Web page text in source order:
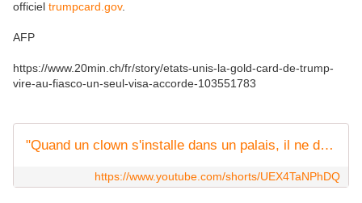
officiel trumpcard.gov.
AFP
https://www.20min.ch/fr/story/etats-unis-la-gold-card-de-trump-
vire-au-fiasco-un-seul-visa-accorde-103551783
"Quand un clown s'installe dans un palais, il ne devient pas roi"
https://www.youtube.com/shorts/UEX4TaNPhDQ